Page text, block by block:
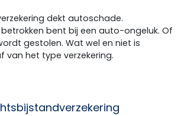
dekt autoschade.
bent bij een auto-ongeluk. Of
gestolen. Wat wel en niet is
van het type verzekering.